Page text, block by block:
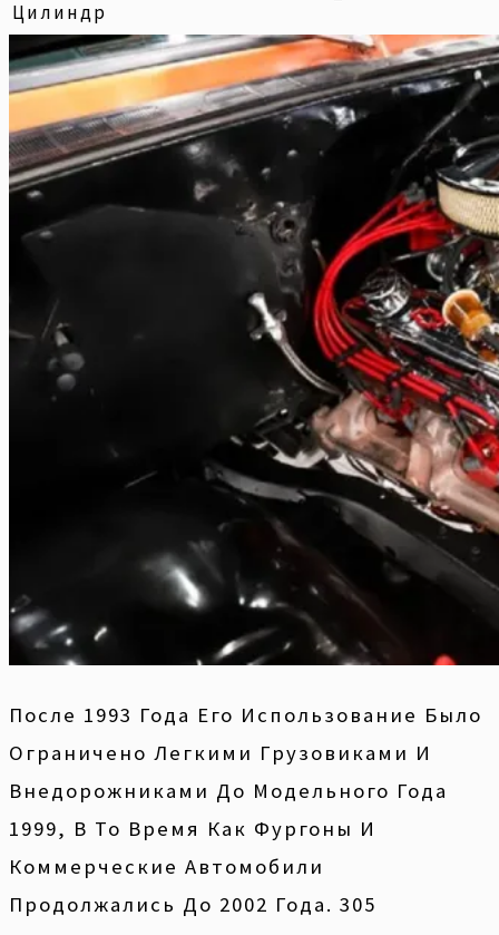
Цилиндр
После 1993 Года Его Использование Было
Ограничено Легкими Грузовиками И
Внедорожниками До Модельного Года
1999, В То Время Как Фургоны И
Коммерческие Автомобили
Продолжались До 2002 Года. 305